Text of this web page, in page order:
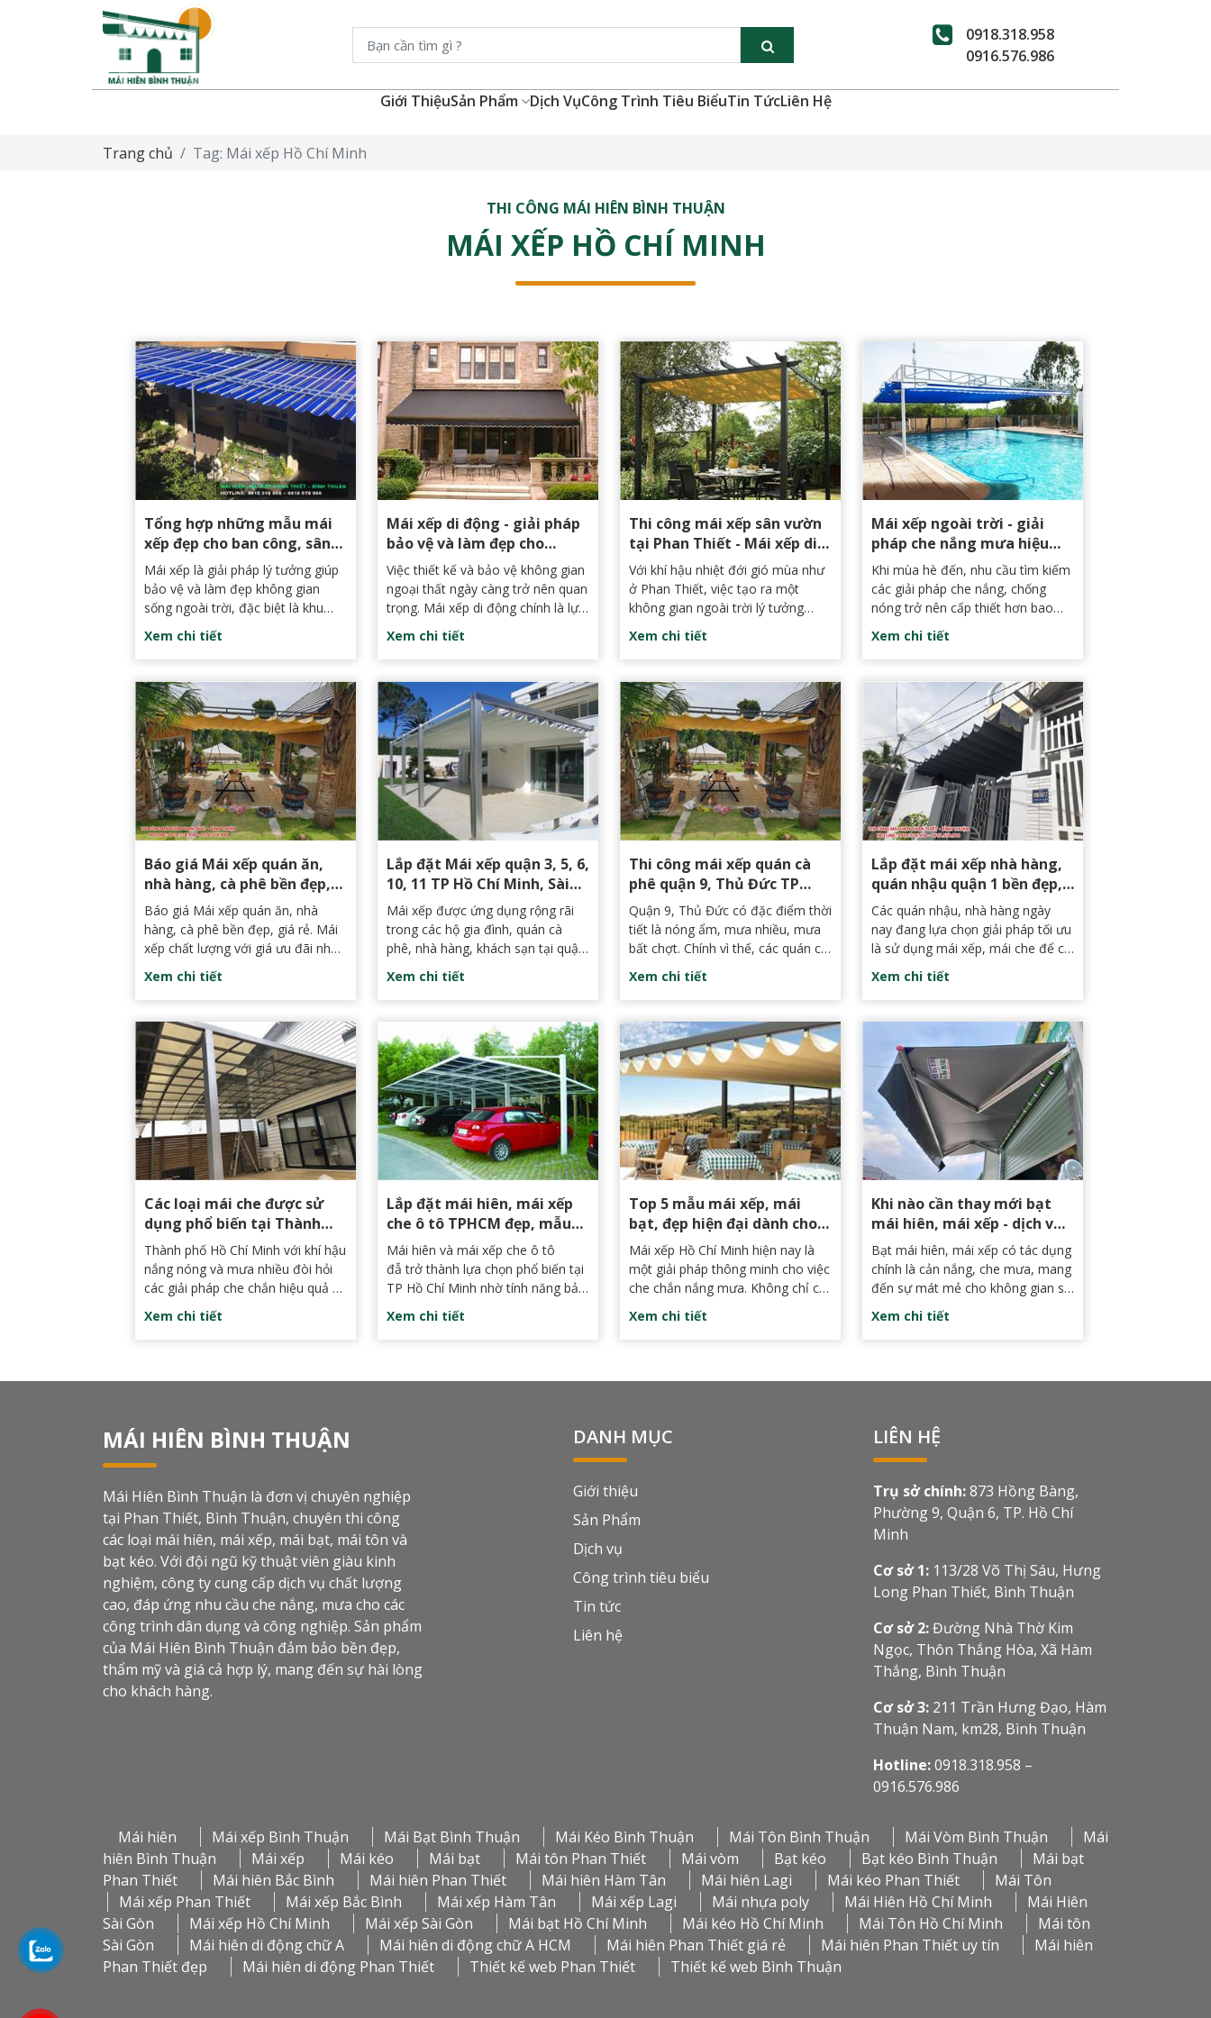
0918.318.958
0916.576.986
Giới ThiệuSản Phẩm Dịch VụCông Trình Tiêu BiểuTin TứcLiên Hệ
Trang chủ Tag: Mái xếp Hồ Chí Minh
THI CÔNG MÁI HIÊN BÌNH THUẬN
MÁI XẾP HỒ CHÍ MINH
Tổng hợp những mẫu mái
xếp đẹp cho ban công, sân
thượng
Mái xếp là giải pháp lý tưởng giúp
bảo vệ và làm đẹp không gian
sống ngoài trời, đặc biệt là khu
vực ban công và sân thượng. Với
sự linh hoạt trong thiết kế và khả
các loại mái xếp Bình Thuận đang
ngày càng được ưa chuộng tại
Phan Thiết và các khu vực lân cận.
Dưới đây là tổng hợp các mẫu mái
xếp đẹp cùng những kinh nghiệm
lựa chọn đơn vị lắp đặt uy tín để
bạn dễ dàng biến ý tưởng của
mình thành hiện thực.
Xem chi tiết
Mái xếp di động - giải pháp
bảo vệ và làm đẹp cho
không gian ngoại thất
Việc thiết kế và bảo vệ không gian
ngoại thất ngày càng trở nên quan
trọng. Mái xếp di động chính là lựa
chọn hoàn hảo, không chỉ giúp
che chắn mà còn tăng thêm vẻ
không gian ngoại thất của bạn.
Xem chi tiết
Thi công mái xếp sân vườn
tại Phan Thiết - Mái xếp di
động đẹp, bền, tiện lợi
Với khí hậu nhiệt đới gió mùa như
ở Phan Thiết, việc tạo ra một
không gian ngoài trời lý tưởng
không chỉ đòi hỏi sự sắp xếp khéo
léo mà còn cần đến các giải pháp
vườn nổi lên như một lựa chọn
hoàn hảo, vừa đáp ứng được nhu
cầu thẩm mỹ vừa mang lại sự tiện
lợi và bền vững.
Xem chi tiết
Mái xếp ngoài trời - giải
pháp che nắng mưa hiệu
quả ngày hè
Khi mùa hè đến, nhu cầu tìm kiếm
các giải pháp che nắng, chống
nóng trở nên cấp thiết hơn bao
giờ hết. Trong số các giải pháp
hiện nay, mái xếp ngoài trời đang
tính linh hoạt và hiệu quả mà nó
mang lại.
Xem chi tiết
Báo giá Mái xếp quán ăn,
nhà hàng, cà phê bền đẹp,
giá rẻ tại Phan Thiết
Báo giá Mái xếp quán ăn, nhà
hàng, cà phê bền đẹp, giá rẻ. Mái
xếp chất lượng với giá ưu đãi nhất
Gòn, HCM.
Xem chi tiết
Lắp đặt Mái xếp quận 3, 5, 6,
10, 11 TP Hồ Chí Minh, Sài
Gòn có bảo hành
Mái xếp được ứng dụng rộng rãi
trong các hộ gia đình, quán cà
phê, nhà hàng, khách sạn tại quận
3, 5, 6, 10, 11, trung tâm TP HCM,
mái xếp di động không chỉ mang
không gian thẩm mỹ, hài hòa với
kiến trúc tổng thể.
Xem chi tiết
Thi công mái xếp quán cà
phê quận 9, Thủ Đức TP
HCM uy tín
Quận 9, Thủ Đức có đặc điểm thời
tiết là nóng ẩm, mưa nhiều, mưa
bất chợt. Chính vì thế, các quán cà
phê, nhà hàng tại đây thường lựa
chọn giải pháp tối ưu là sử
có thể che mưa, che nắng, ngăn
chặn mọi điều kiện thất thường
của thời tiết có thể ảnh hưởng
đến khách hàng.
Xem chi tiết
Lắp đặt mái xếp nhà hàng,
quán nhậu quận 1 bền đẹp,
giá rẻ
Các quán nhậu, nhà hàng ngày
nay đang lựa chọn giải pháp tối ưu
là sử dụng mái xếp, mái che để có
thể che mưa, che nắng, ngăn chặn
mọi điều kiện thất thường của thời
hàng.
Xem chi tiết
Các loại mái che được sử
dụng phổ biến tại Thành
Phố Hồ Chí Minh
Thành phố Hồ Chí Minh với khí hậu
nắng nóng và mưa nhiều đòi hỏi
các giải pháp che chắn hiệu quả và
thẩm mỹ. Hôm nay Mái Hiên Bình
Thuận sẽ giúp quý khách hàng
hợp cho không gian của mình.
Xem chi tiết
Lắp đặt mái hiên, mái xếp
che ô tô TPHCM đẹp, mẫu
mã đa dạng, giá tốt nhất
Mái hiên và mái xếp che ô tô
đẫ trở thành lựa chọn phổ biến tại
TP Hồ Chí Minh nhờ tính năng bảo
vệ hiệu quả và thẩm mỹ cao.
Những giải pháp này không chỉ
không gian gọn gàng, tiện lợi và
Xem chi tiết
Top 5 mẫu mái xếp, mái
bạt, đẹp hiện đại dành cho
nhà hàng, quán nhậu
TPHCM, Sài Gòn
Mái xếp Hồ Chí Minh hiện nay là
một giải pháp thông minh cho việc
che chắn nắng mưa. Không chỉ có
tác dụng ngăn chặn thời tiết xấu
gây ảnh hưởng đến việc tận
không gian rộng rãi, thoáng mát
Xem chi tiết
Khi nào cần thay mới bạt
mái hiên, mái xếp - dịch vụ
lắp đặt Mái hiên Phan Thiết
giá rẻ
Bạt mái hiên, mái xếp có tác dụng
chính là cản nắng, che mưa, mang
đến sự mát mẻ cho không gian sử
dụng. Đồng thời, sản phẩm này
cũng rất đa dạng về kiểu dáng và
thích của bản thân.
Xem chi tiết
MÁI HIÊN BÌNH THUẬN
Mái Hiên Bình Thuận là đơn vị chuyên nghiệp
tại Phan Thiết, Bình Thuận, chuyên thi công
các loại mái hiên, mái xếp, mái bạt, mái tôn và
bạt kéo. Với đội ngũ kỹ thuật viên giàu kinh
nghiệm, công ty cung cấp dịch vụ chất lượng
cao, đáp ứng nhu cầu che nắng, mưa cho các
công trình dân dụng và công nghiệp. Sản phẩm
của Mái Hiên Bình Thuận đảm bảo bền đẹp,
thẩm mỹ và giá cả hợp lý, mang đến sự hài lòng
cho khách hàng.
DANH MỤC
Giới thiệu
Sản Phẩm
Dịch vụ
Công trình tiêu biểu
Tin tức
Liên hệ
LIÊN HỆ
Trụ sở chính:873 Hồng Bàng,
Phường 9, Quận 6, TP. Hồ Chí
Minh
Cơ sở 1: 113/28 Võ Thị Sáu, Hưng
Long Phan Thiết, Bình Thuận
Cơ sở 2:Đường Nhà Thờ Kim
Ngọc, Thôn Thắng Hòa, Xã Hàm
Thắng, Bình Thuận
Cơ sở 3:211 Trần Hưng Đạo, Hàm
Thuận Nam, km28, Bình Thuận
Hotline:0918.318.958 –
0916.576.986
Mái hiên Mái xếp Bình Thuận Mái Bạt Bình Thuận Mái Kéo Bình Thuận Mái Tôn Bình Thuận Mái Vòm Bình Thuận
Mái
hiên Bình Thuận
Mái xếp Mái kéo Mái bạt Mái tôn Phan Thiết Mái vòm Bạt kéo Bạt kéo Bình Thuận
Mái bạt
Phan Thiết
Mái hiên Bắc Bình Mái hiên Phan Thiết Mái hiên Hàm Tân Mái hiên Lagi Mái kéo Phan Thiết
Mái Tôn
Mái xếp Phan Thiết
Mái xếp Bắc Bình Mái xếp Hàm Tân Mái xếp Lagi Mái nhựa poly Mái Hiên Hồ Chí Minh
Mái Hiên
Sài Gòn
Mái xếp Hồ Chí Minh Mái xếp Sài Gòn Mái bạt Hồ Chí Minh Mái kéo Hồ Chí Minh Mái Tôn Hồ Chí Minh
Mái tôn
Sài Gòn
Mái hiên di động chữ A Mái hiên di động chữ A HCM Mái hiên Phan Thiết giá rẻ Mái hiên Phan Thiết uy tín
Mái hiên
Phan Thiết đẹp
Mái hiên di động Phan Thiết Thiết kế web Phan Thiết Thiết kế web Bình Thuận